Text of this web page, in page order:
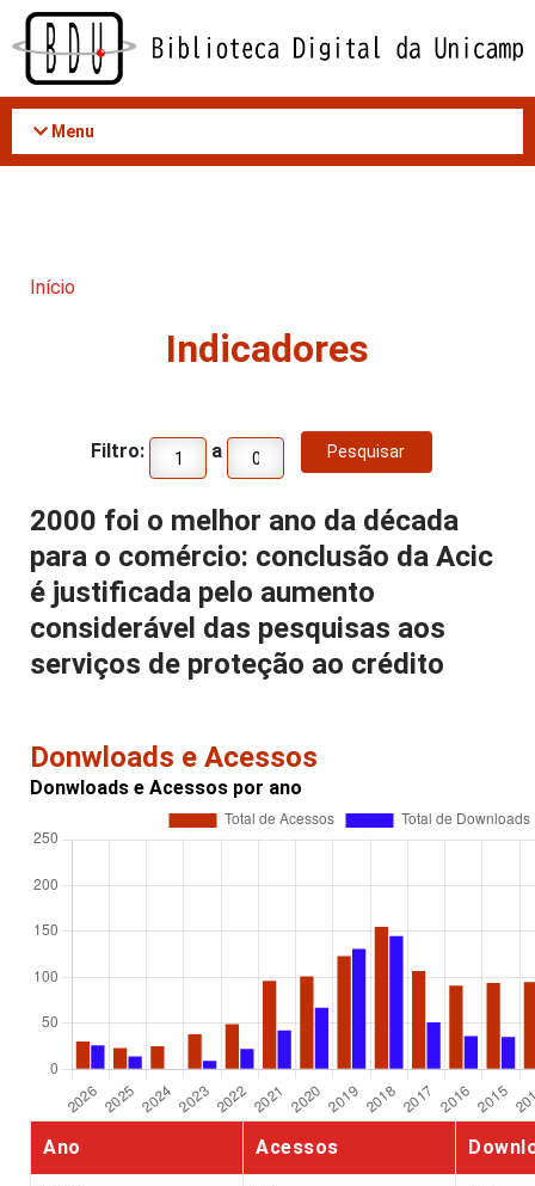
Acessar
conteúdo
Menu
Início
Indicadores
Filtro: a
2000 foi o melhor ano da década
para o comércio: conclusão da Acic
é justificada pelo aumento
considerável das pesquisas aos
serviços de proteção ao crédito
Donwloads e Acessos
Donwloads e Acessos por ano
Ano Acessos